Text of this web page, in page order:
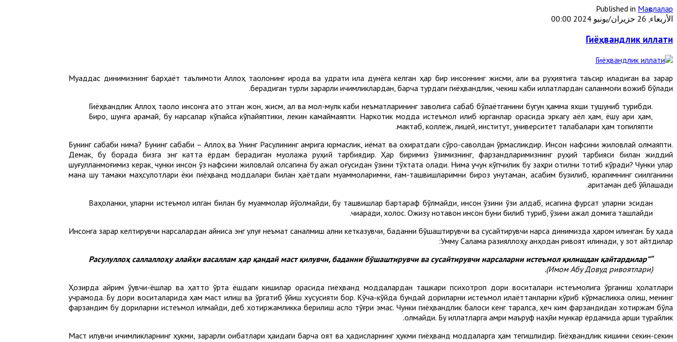
Published in Мақолалар
الأربعاء, 26 حزيران/يونيو 2024 00:00
Гиёҳвандлик иллати
Муқаддас динимизнинг барҳаёт таълимоти Аллоҳ таолонинг ирода ва қудрати ила дунёга келган ҳар бир инсоннинг жисми, ақли ва руҳиятига таъсир қиладиган ва зарар
берадиган турли зарарли ичимликлардан, барча турдаги гиёҳвандлик, чекиш каби иллатлардан сақланмоғи вожиб бўлади.
Гиёҳвандлик Аллоҳ таолo инсонга ато этган жон, жисм, ақл ва мол-мулк каби неъматларининг заволига сабаб бўлаётганини бугун ҳамма яхши тушуниб турибди.
Бироқ, шунга қарамай, бу нарсалар кўпайса кўпайяптики, лекин камаймаяпти. Наркотик модда истеъмол қилиб юрганлар орасида эркагу аёл ҳам, ёшу қари ҳам,
мактаб, коллеж, лицей, институт, университет талабалари ҳам топиляпти.
Бунинг сабаби нима? Бунинг сабаби – Аллоҳ ва Унинг Расулининг амрига юрмаслик, қиёмат ва охиратдаги сўроқ-саволдан қўрқмасликдир. Инсон нафсини жиловлай олмаяпти.
Демак, бу борада бизга энг катта ёрдам берадиган муолажа руҳий тарбиядир. Ҳар биримиз ўзимизнинг, фарзандларимизнинг руҳий тарбияси билан жиддий
шуғулланмоғимиз керак, чунки инсон ўз нафсини жиловлай олсагина бу ажал оғусидан ўзини тўхтата олади. Нима учун кўпчилик бу заҳри қотилни тотиб кўради? Чунки улар
мана шу тамаки маҳсулотлари ёки гиёҳванд моддалари билан ҳаётдаги муаммоларимни, ғам-ташвишларимни бироз унутаман, асабим бузилиб, юрагимнинг сиқилганини
аритаман деб ўйлашади.
Ваҳоланки, уларни истеъмол қилган билан бу муаммолар йўқолмайди, бу ташвишлар бартараф бўлмайди, инсон ўзини ўзи алдаб, қисқагина фурсат уларни эсидан
чиқаради, холос. Ожизу нотавон инсон буни билиб туриб, ўзини ажал домига ташлайди.
Инсонга зарар келтирувчи нарсалардан айниқса энг улуғ неъмат саналмиш ақлни кетказувчи, баданни бўшаштирувчи ва сусайтирувчи нарса динимизда ҳаром қилинган. Бу ҳақда
Умму Салама разияллоҳу анҳодан ривоят қилинади, у зот айтдилар:
“Расулуллоҳ саллаллоҳу алайҳи васаллам ҳар қандай маст қилувчи, баданни бўшаштирувчи ва сусайтирувчи нарсаларни истеъмол қилишдан қайтардилар”
(Имом Абу Довуд ривоятлари).
Ҳозирда айрим ўқувчи-ёшлар ва ҳатто ўрта ёшдаги кишилар орасида гиёҳванд моддалардан ташкари психотроп дори воситалари истеъмолига ўрганиш ҳолатлари
учрамоқда. Бу дори воситаларида ҳам маст қилиш ва ўргатиб қўйиш хусусияти бор. Кўча-кўйда бундай дориларни истеъмол қилаёттанларни кўриб кўрмасликка олиш, менинг
фарзандим бу дориларни истеъмол қилмайди, деб хотиржамликка берилиш асло тўғри эмас. Чунки гиёҳвандлик балоси кенг тарқалса, ҳеч ким фарзандидан хотиржам бўла
олмайди. Бу иллатларга амри маъруф наҳйи мункар ёрдамида қарши турайлик.
Маст қилувчи ичимликларнинг ҳукми, зарарли оқибатлари ҳақидаги барча оят ва ҳадисларнинг ҳукми гиёҳванд моддаларга ҳам тегишлидир. Гиёҳвандлик кишини секин-секин